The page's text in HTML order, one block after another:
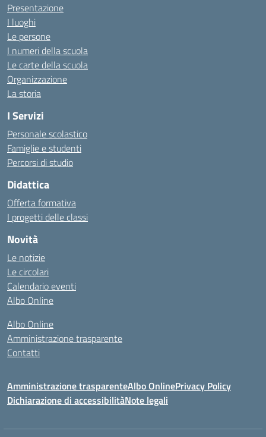
Presentazione
I luoghi
Le persone
I numeri della scuola
Le carte della scuola
Organizzazione
La storia
I Servizi
Personale scolastico
Famiglie e studenti
Percorsi di studio
Didattica
Offerta formativa
I progetti delle classi
Novità
Le notizie
Le circolari
Calendario eventi
Albo Online
Albo Online
Amministrazione trasparente
Contatti
Amministrazione trasparenteAlbo OnlinePrivacy Policy
Dichiarazione di accessibilitàNote legali